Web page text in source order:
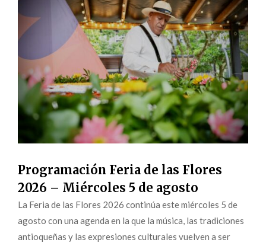
Programación Feria de las Flores
2026 – Miércoles 5 de agosto
La Feria de las Flores 2026 continúa este miércoles 5 de
agosto con una agenda en la que la música, las tradiciones
antioqueñas y las expresiones culturales vuelven a ser